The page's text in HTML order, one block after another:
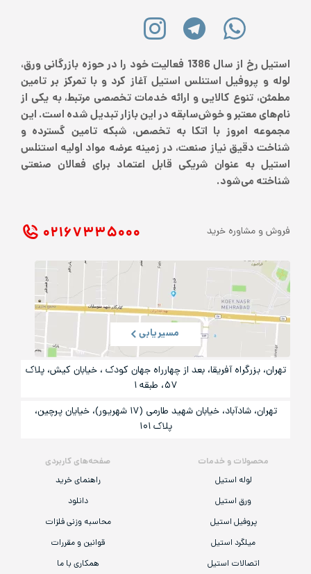
استیل رخ از سال 1386 فعالیت خود را در حوزه بازرگانی ورق،
لوله و پروفیل استنلس استیل آغاز کرد و با تمرکز بر تامین
مطمئن، تنوع کالایی و ارائه خدمات تخصصی مرتبط، به یکی از
نام‌های معتبر و خوش‌سابقه در این بازار تبدیل شده است. این
مجموعه امروز با اتکا به تخصص، شبکه تامین گسترده و
شناخت دقیق نیاز صنعت، در زمینه عرضه مواد اولیه استنلس
استیل به عنوان شریکی قابل اعتماد برای فعالان صنعتی
شناخته می‌شود.
محصولات و خدمات
لوله استیل
ورق استیل
پروفیل استیل
میلگرد استیل
اتصالات استیل
صفحه‌های کاربردی
راهنمای خرید
دانلود
محاسبه وزنی فلزات
قوانین و مقررات
همکاری با ما
فروش و مشاوره خرید ۰۲۱ ۶۷۳۳۵۰۰۰
مسیریابی
تهران، بزرگراه آفریقا، بعد از چهارراه جهان کودک ، خیابان کیش، پلاک
۵۷، طبقه ۱
تهران، شادآباد، خیابان شهید طارمی (۱۷ شهریور)، خیایان پرچین،
پلاک ۱۰۱